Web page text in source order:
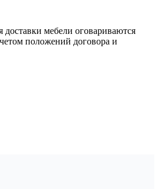
доставки мебели оговариваются
положений договора и